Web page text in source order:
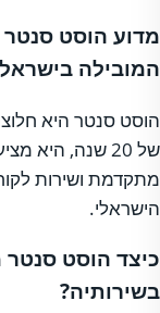
מדוע הוסט
המובילה
הוסט סנטר היא
של 20 שנה, היא
מתקדמת ושירות
הישראלי.
כיצד הוסט
בשירותיה?